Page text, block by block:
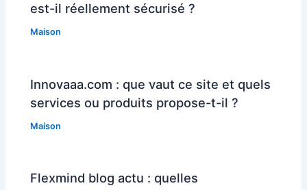
est-il réellement sécurisé ?
Maison
Innovaaa.com : que vaut ce site et quels
services ou produits propose-t-il ?
Maison
Flexmind blog actu : quelles